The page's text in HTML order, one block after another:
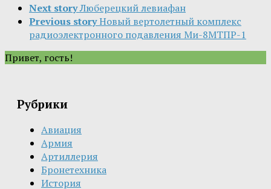
Next storyЛюберецкий левиафан
Previous storyНовый вертолетный комплекс
радиоэлектронного подавления Ми-8МТПР-1
Привет, гость!
Рубрики
Авиация
Армия
Артиллерия
Бронетехника
История